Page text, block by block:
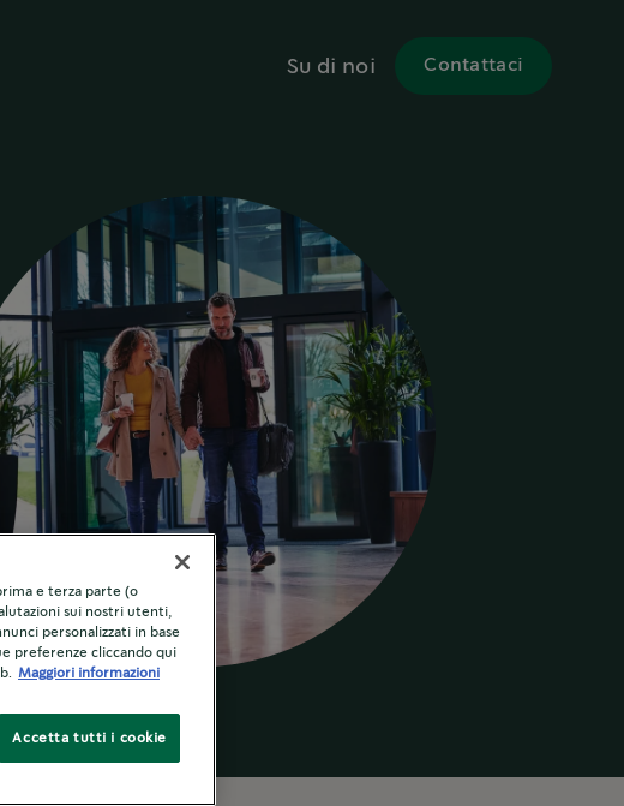
Su di noi Contattaci
e terza parte (o
sui nostri utenti,
personalizzati in base
preferenze cliccando qui
Maggiori informazioni
Accetta tutti i cookie